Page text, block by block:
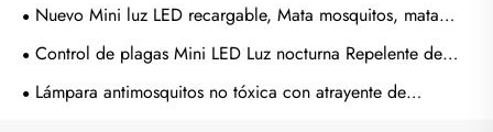
Nuevo Mini luz LED recargable, Mata mosquitos, mata
mosquitos,
Control de plagas Mini LED Luz nocturna Repelente de
mosquitos y insectos
Lámpara antimosquitos no tóxica con atrayente de